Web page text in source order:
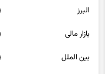
البرز
بازار مالی
بین الملل